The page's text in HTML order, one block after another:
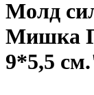
Молд
Мишка
9*5,5